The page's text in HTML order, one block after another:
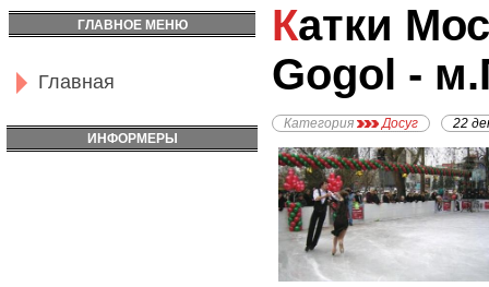
ГЛАВНОЕ МЕНЮ
Главная
ИНФОРМЕРЫ
Катки Москвы - Каток
Gogol -
Категория Досуг 22